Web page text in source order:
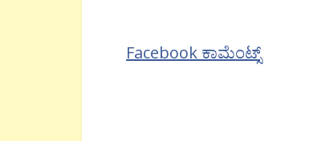
Facebook ಕಾಮೆಂಟ್ಸ್